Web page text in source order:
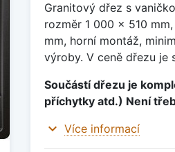
Granitový dřez s
rozměr 1 000 x 510
mm, horní montáž,
výroby. V ceně dřezu je
Součástí dřezu je
příchytky atd.) Není
expand_more Více informací